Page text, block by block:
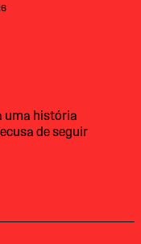
uma história
de seguir